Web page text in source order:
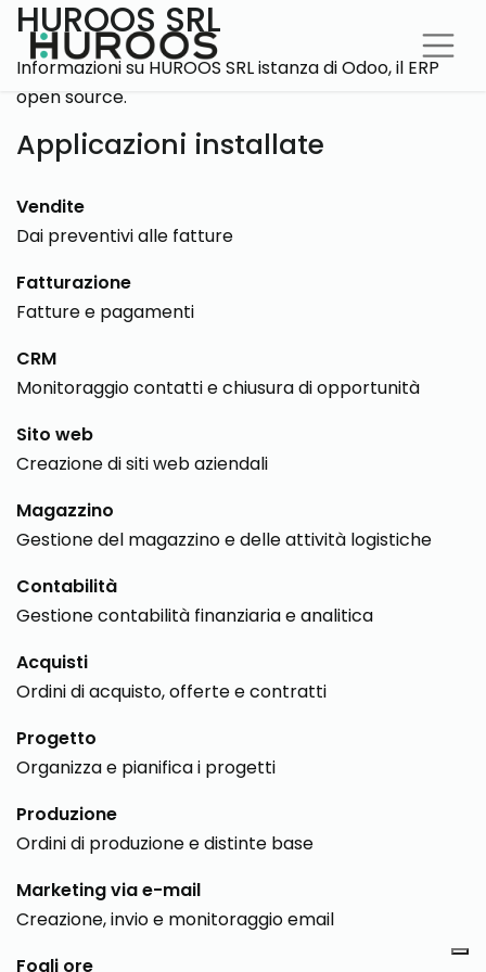
HUROOS SRL
Informazioni su HUROOS SRL istanza di Odoo, il ERP
open source.
Applicazioni installate
Vendite
Dai preventivi alle fatture
Fatturazione
Fatture e pagamenti
CRM
Monitoraggio contatti e chiusura di opportunità
Sito web
Creazione di siti web aziendali
Magazzino
Gestione del magazzino e delle attività logistiche
Contabilità
Gestione contabilità finanziaria e analitica
Acquisti
Ordini di acquisto, offerte e contratti
Progetto
Organizza e pianifica i progetti
Produzione
Ordini di produzione e distinte base
Marketing via e-mail
Creazione, invio e monitoraggio email
Fogli ore